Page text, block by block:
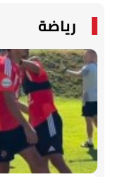
رياضة